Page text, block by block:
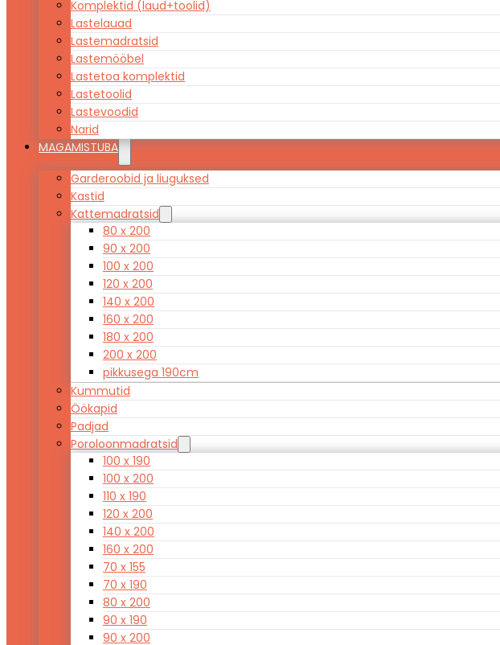
Komplektid (laud+toolid)
Lastelauad
Lastemadratsid
Lastemööbel
Lastetoa komplektid
Lastetoolid
Lastevoodid
Narid
MAGAMISTUBA
Garderoobid ja liuguksed
Kastid
Kattemadratsid
80 x 200
90 x 200
100 x 200
120 x 200
140 x 200
160 x 200
180 x 200
200 x 200
pikkusega 190cm
Kummutid
Öökapid
Padjad
Poroloonmadratsid
100 x 190
100 x 200
110 x 190
120 x 200
140 x 200
160 x 200
70 x 155
70 x 190
80 x 200
90 x 190
90 x 200